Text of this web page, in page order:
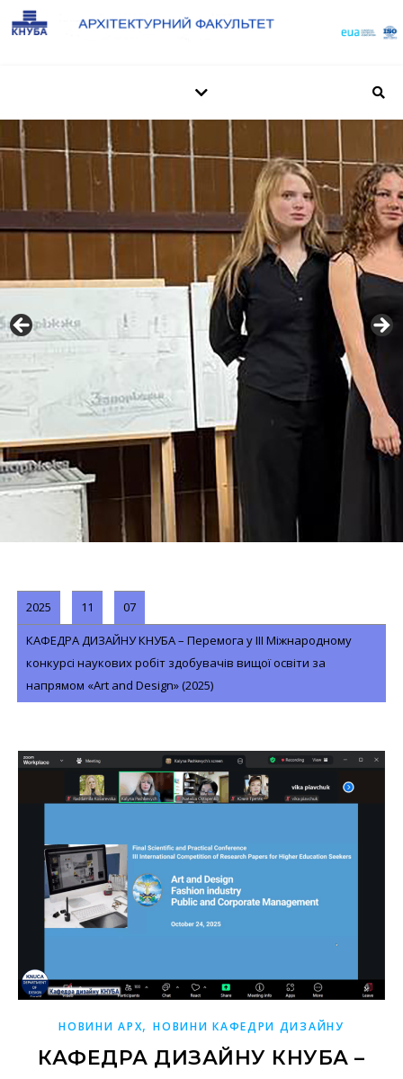
2025 11 07
КАФЕДРА ДИЗАЙНУ КНУБА – Перемога у III Міжнародному
конкурсі наукових робіт здобувачів вищої освіти за
напрямом «Art and Design» (2025)
НОВИНИ АРХ,НОВИНИ КАФЕДРИ ДИЗАЙНУ
КАФЕДРА ДИЗАЙНУ КНУБА –